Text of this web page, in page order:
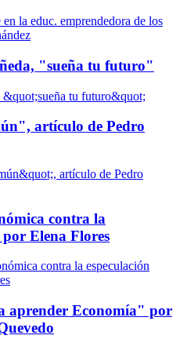
"sueña tu futuro"
artículo de Pedro
contra la
Elena Flores
aprender Economía" por